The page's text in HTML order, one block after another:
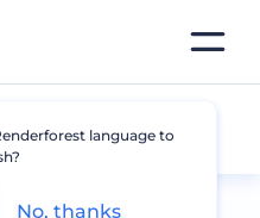
language to
No, thanks